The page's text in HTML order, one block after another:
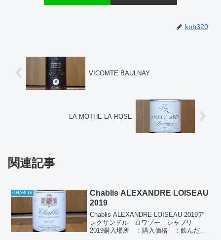
kob320
VICOMTE BAULNAY
LA MOTHE LA ROSE
関連記事
CHABLIS
Chablis ALEXANDRE LOISEAU
2019
Chablis ALEXANDRE LOISEAU 2019ア
レクサンドル ロワゾー シャブリ
2019購入場所 ：購入価格 ：飲んだ